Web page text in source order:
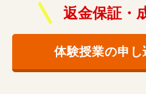
返金保証・
体験授業の申し